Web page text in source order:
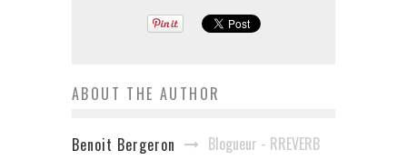
ABOUT THE AUTHOR
Benoit Bergeron Blogueur - RREVERB